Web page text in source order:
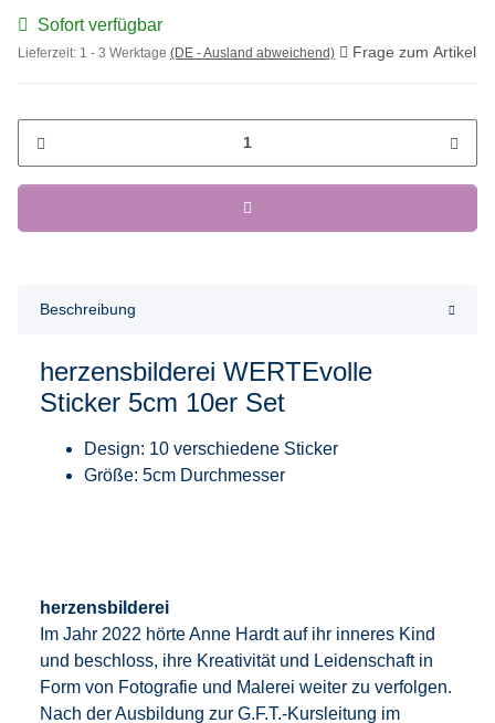
Sofort verfügbar
Lieferzeit: 1 - 3 Werktage (DE - Ausland abweichend) Frage zum Artikel
Beschreibung
herzensbilderei WERTEvolle
Sticker 5cm 10er Set
Design: 10 verschiedene Sticker
Größe: 5cm Durchmesser
herzensbilderei
Im Jahr 2022 hörte Anne Hardt auf ihr inneres Kind
und beschloss, ihre Kreativität und Leidenschaft in
Form von Fotografie und Malerei weiter zu verfolgen.
Nach der Ausbildung zur G.F.T.-Kursleitung im